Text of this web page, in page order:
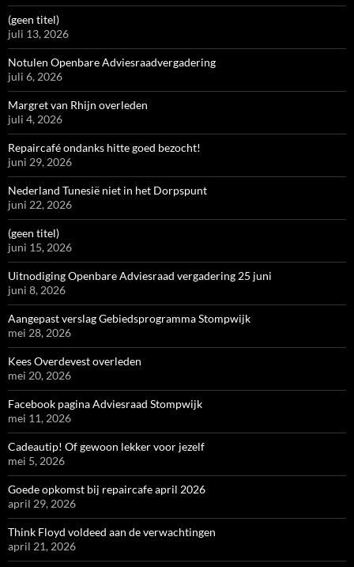
(geen titel)
juli 13, 2026
Notulen Openbare Adviesraadvergadering
juli 6, 2026
Margret van Rhijn overleden
juli 4, 2026
Repaircafé ondanks hitte goed bezocht!
juni 29, 2026
Nederland Tunesië niet in het Dorpspunt
juni 22, 2026
(geen titel)
juni 15, 2026
Uitnodiging Openbare Adviesraad vergadering 25 juni
juni 8, 2026
Aangepast verslag Gebiedsprogramma Stompwijk
mei 28, 2026
Kees Overdevest overleden
mei 20, 2026
Facebook pagina Adviesraad Stompwijk
mei 11, 2026
Cadeautip! Of gewoon lekker voor jezelf
mei 5, 2026
Goede opkomst bij repaircafe april 2026
april 29, 2026
Think Floyd voldeed aan de verwachtingen
april 21, 2026